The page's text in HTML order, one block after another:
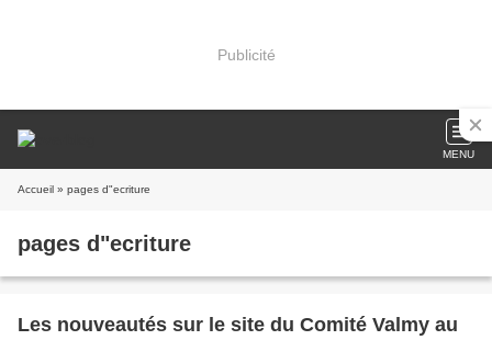
Publicité
MENU
Accueil » pages d"ecriture
pages d"ecriture
Les nouveautés sur le site du Comité Valmy au